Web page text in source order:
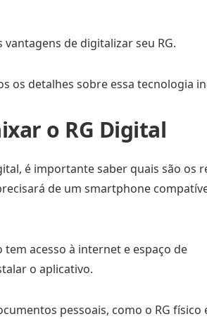
vantagens de digitalizar seu RG.
os detalhes sobre essa tecnologia
o RG Digital
é importante saber quais são os
de um smartphone
acesso à internet e espaço de
o aplicativo.
pessoais, como o RG físico